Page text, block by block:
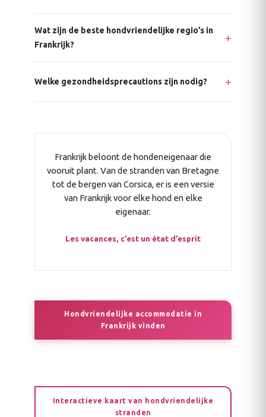
Wat zijn de beste hondvriendelijke regio’s in
Frankrijk?
Welke gezondheidsprecautions zijn nodig?
Frankrijk beloont de hondeneigenaar die
vooruit plant. Van de stranden van Bretagne
tot de bergen van Corsica, er is een versie
van Frankrijk voor elke hond en elke
eigenaar.
Les vacances, c’est un état d’esprit
Hondvriendelijke accommodatie in
Frankrijk vinden
Interactieve kaart van hondvriendelijke
stranden